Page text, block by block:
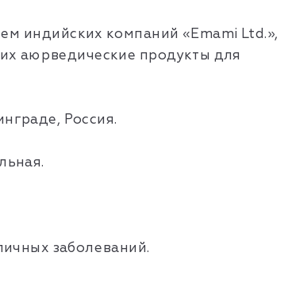
индийских компаний «Emami Ltd.»,
аюрведические продукты для
Россия.
заболеваний.